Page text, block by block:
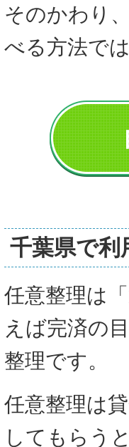
そのかわり
べる方法で
千葉県で利
任意整理は
えば完済の
整理です。
任意整理は
してもらう